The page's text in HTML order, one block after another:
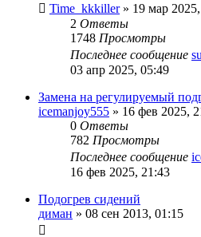
Time_kkkiller» 19 мар
2 Ответы
1748 Просмотры
Последнее сообщение
03 апр 2025, 05:49
Замена на регулируемый
icemanjoy555 » 16 фев 2025,
0 Ответы
782 Просмотры
Последнее сообщение
16 фев 2025, 21:43
Подогрев сидений
диман » 08 сен 2013, 01:15